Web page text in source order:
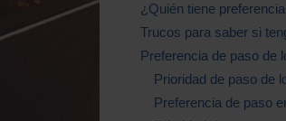
¿Quién tiene
Trucos para saber si
Preferencia de paso de
Prioridad de paso de
Preferencia de paso